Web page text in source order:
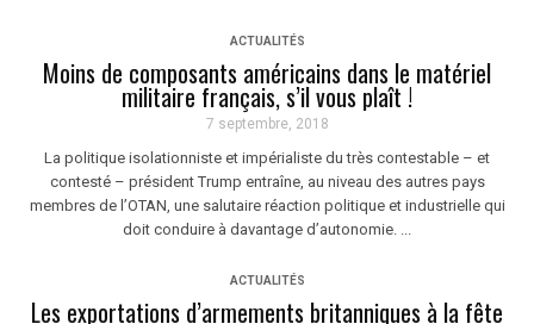
ACTUALITÉS
Moins de composants américains dans le matériel
militaire français, s’il vous plaît !
7 septembre, 2018
La politique isolationniste et impérialiste du très contestable – et
contesté – président Trump entraîne, au niveau des autres pays
membres de l’OTAN, une salutaire réaction politique et industrielle qui
doit conduire à davantage d’autonomie. ...
ACTUALITÉS
Les exportations d’armements britanniques à la fête